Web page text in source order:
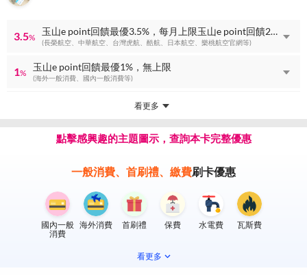
3.5%
玉山e point回饋最優3.5%，每月上限玉山e point回饋2000點
(長榮航空、中華航空、台灣虎航、酷航、日本航空、樂桃航空官網等)
1%
玉山e point回饋最優1%，無上限
(海外一般消費、國內一般消費等)
看更多
點擊感興趣的主題圖示，查詢本卡完整優惠
一般消費、首刷禮、繳費刷卡優惠
國內一般
消費
海外消費 首刷禮 保費 水電費 瓦斯費
看更多